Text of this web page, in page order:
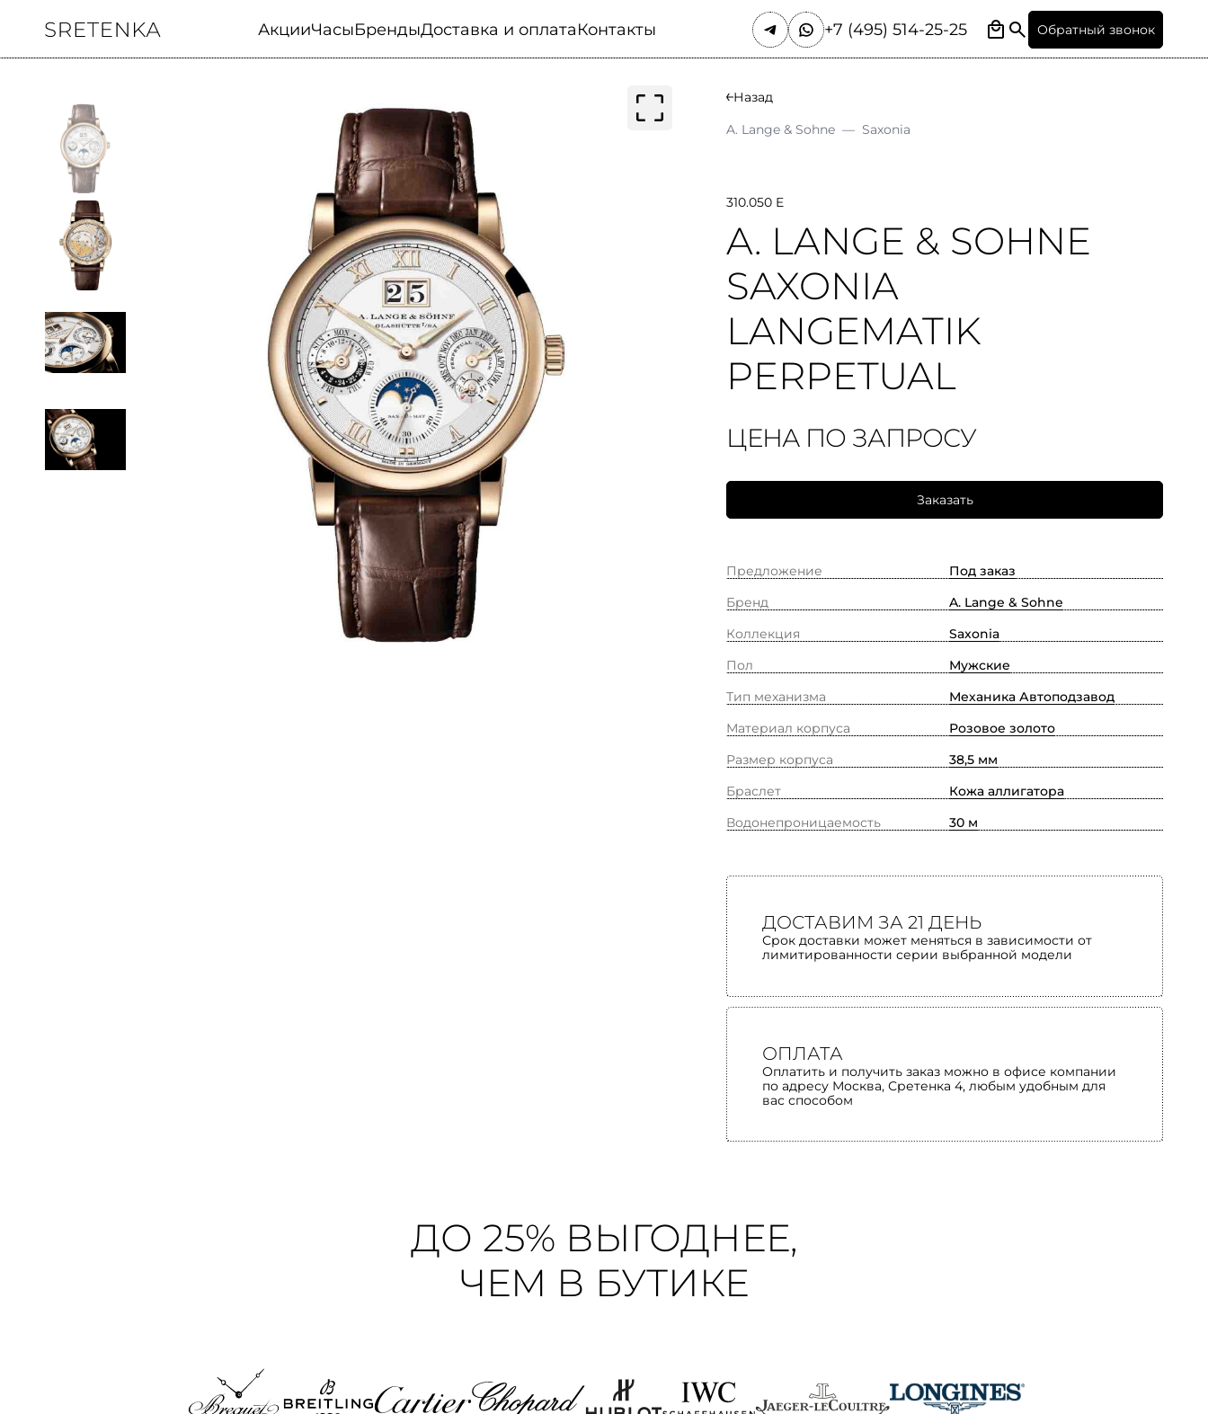
АкцииЧасыБрендыДоставка и оплатаКонтакты +7 (495) 514-25-25 Обратный звонок
Назад
A. Lange & Sohne — Saxonia
310.050 E
A. LANGE & SOHNE
SAXONIA
LANGEMATIK
PERPETUAL
ЦЕНА ПО ЗАПРОСУ
Заказать
Предложение
Под заказ
Бренд
A. Lange & Sohne
Коллекция
Saxonia
Пол
Мужские
Тип механизма
Механика Автоподзавод
Материал корпуса
Розовое золото
Размер корпуса
38,5 мм
Браслет
Кожа аллигатора
Водонепроницаемость
30 м
ДОСТАВИМ ЗА 21 ДЕНЬ
Срок доставки может меняться в зависимости от
лимитированности серии выбранной модели
ОПЛАТА
Оплатить и получить заказ можно в офисе компании
по адресу Москва, Сретенка 4, любым удобным для
вас способом
ДО 25% ВЫГОДНЕЕ,
ЧЕМ В БУТИКЕ